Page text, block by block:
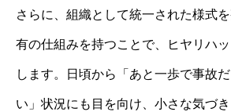
さらに、組織として統一された様式
有の仕組みを持つことで、ヒヤリハ
します。日頃から「あと一歩で事故
い」状況にも目を向け、小さな気づ